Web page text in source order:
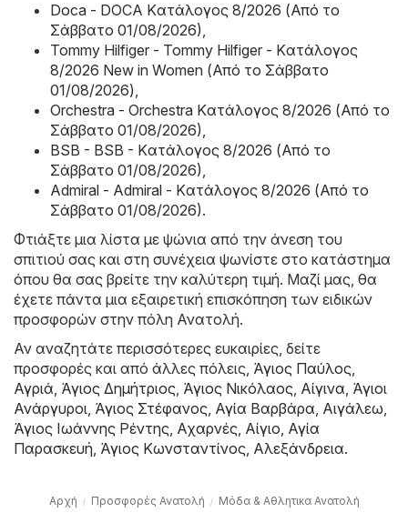
Doca - DOCA Kατάλογος 8/2026 (Από το
Σάββατο 01/08/2026),
Tommy Hilfiger - Tommy Hilfiger - Kατάλογος
8/2026 New in Women (Από το Σάββατο
01/08/2026),
Orchestra - Orchestra Kατάλογος 8/2026 (Από το
Σάββατο 01/08/2026),
BSB - BSB - Kατάλογος 8/2026 (Από το
Σάββατο 01/08/2026),
Admiral - Admiral - Kατάλογος 8/2026 (Από το
Σάββατο 01/08/2026).
Φτιάξτε μια λίστα με ψώνια από την άνεση του
σπιτιού σας και στη συνέχεια ψωνίστε στο κατάστημα
όπου θα σας βρείτε την καλύτερη τιμή. Μαζί μας, θα
έχετε πάντα μια εξαιρετική επισκόπηση των ειδικών
προσφορών στην πόλη Ανατολή.
Αν αναζητάτε περισσότερες ευκαιρίες, δείτε
προσφορές και από άλλες πόλεις, Άγιος Παύλος,
Αγριά, Άγιος Δημήτριος, Άγιος Νικόλαος, Αίγινα, Άγιοι
Ανάργυροι, Άγιος Στέφανος, Αγία Βαρβάρα, Αιγάλεω,
Άγιος Ιωάννης Ρέντης, Αχαρνές, Αίγιο, Αγία
Παρασκευή, Άγιος Κωνσταντίνος, Αλεξάνδρεια.
Αρχή Προσφορές Ανατολή Μόδα & Aθλητικα Ανατολή